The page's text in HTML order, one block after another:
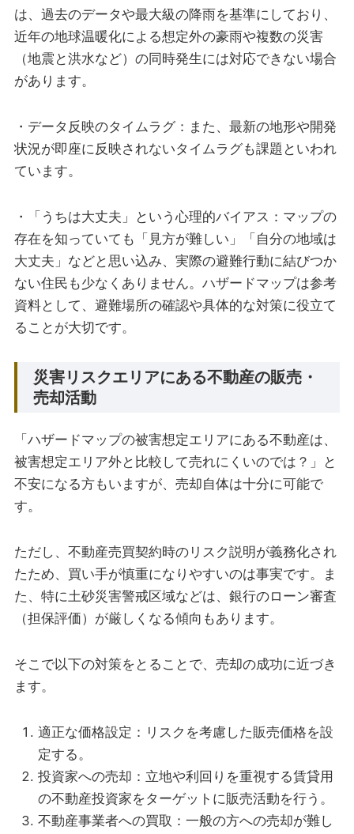
は、過去のデータや最大級の降雨を基準にしており、
近年の地球温暖化による想定外の豪雨や複数の災害
（地震と洪水など）の同時発生には対応できない場合
があります。
・データ反映のタイムラグ：また、最新の地形や開発
状況が即座に反映されないタイムラグも課題といわれ
ています。
・「うちは大丈夫」という心理的バイアス：マップの
存在を知っていても「見方が難しい」「自分の地域は
大丈夫」などと思い込み、実際の避難行動に結びつか
ない住民も少なくありません。ハザードマップは参考
資料として、避難場所の確認や具体的な対策に役立て
ることが大切です。
災害リスクエリアにある不動産の販売・
売却活動
「ハザードマップの被害想定エリアにある不動産は、
被害想定エリア外と比較して売れにくいのでは？」と
不安になる方もいますが、売却自体は十分に可能で
す。
ただし、不動産売買契約時のリスク説明が義務化され
たため、買い手が慎重になりやすいのは事実です。ま
た、特に土砂災害警戒区域などは、銀行のローン審査
（担保評価）が厳しくなる傾向もあります。
そこで以下の対策をとることで、売却の成功に近づき
ます。
適正な価格設定：リスクを考慮した販売価格を設
定する。
投資家への売却：立地や利回りを重視する賃貸用
の不動産投資家をターゲットに販売活動を行う。
不動産事業者への買取：一般の方への売却が難し